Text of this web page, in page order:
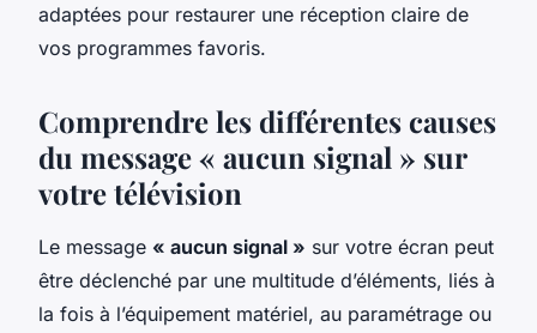
adaptées pour restaurer une réception claire de
vos programmes favoris.
Comprendre les différentes causes
du message « aucun signal » sur
votre télévision
Le message « aucun signal » sur votre écran peut
être déclenché par une multitude d’éléments, liés à
la fois à l’équipement matériel, au paramétrage ou